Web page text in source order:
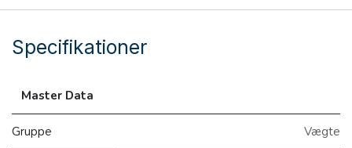
Specifikationer
Master Data
Gruppe Vægte